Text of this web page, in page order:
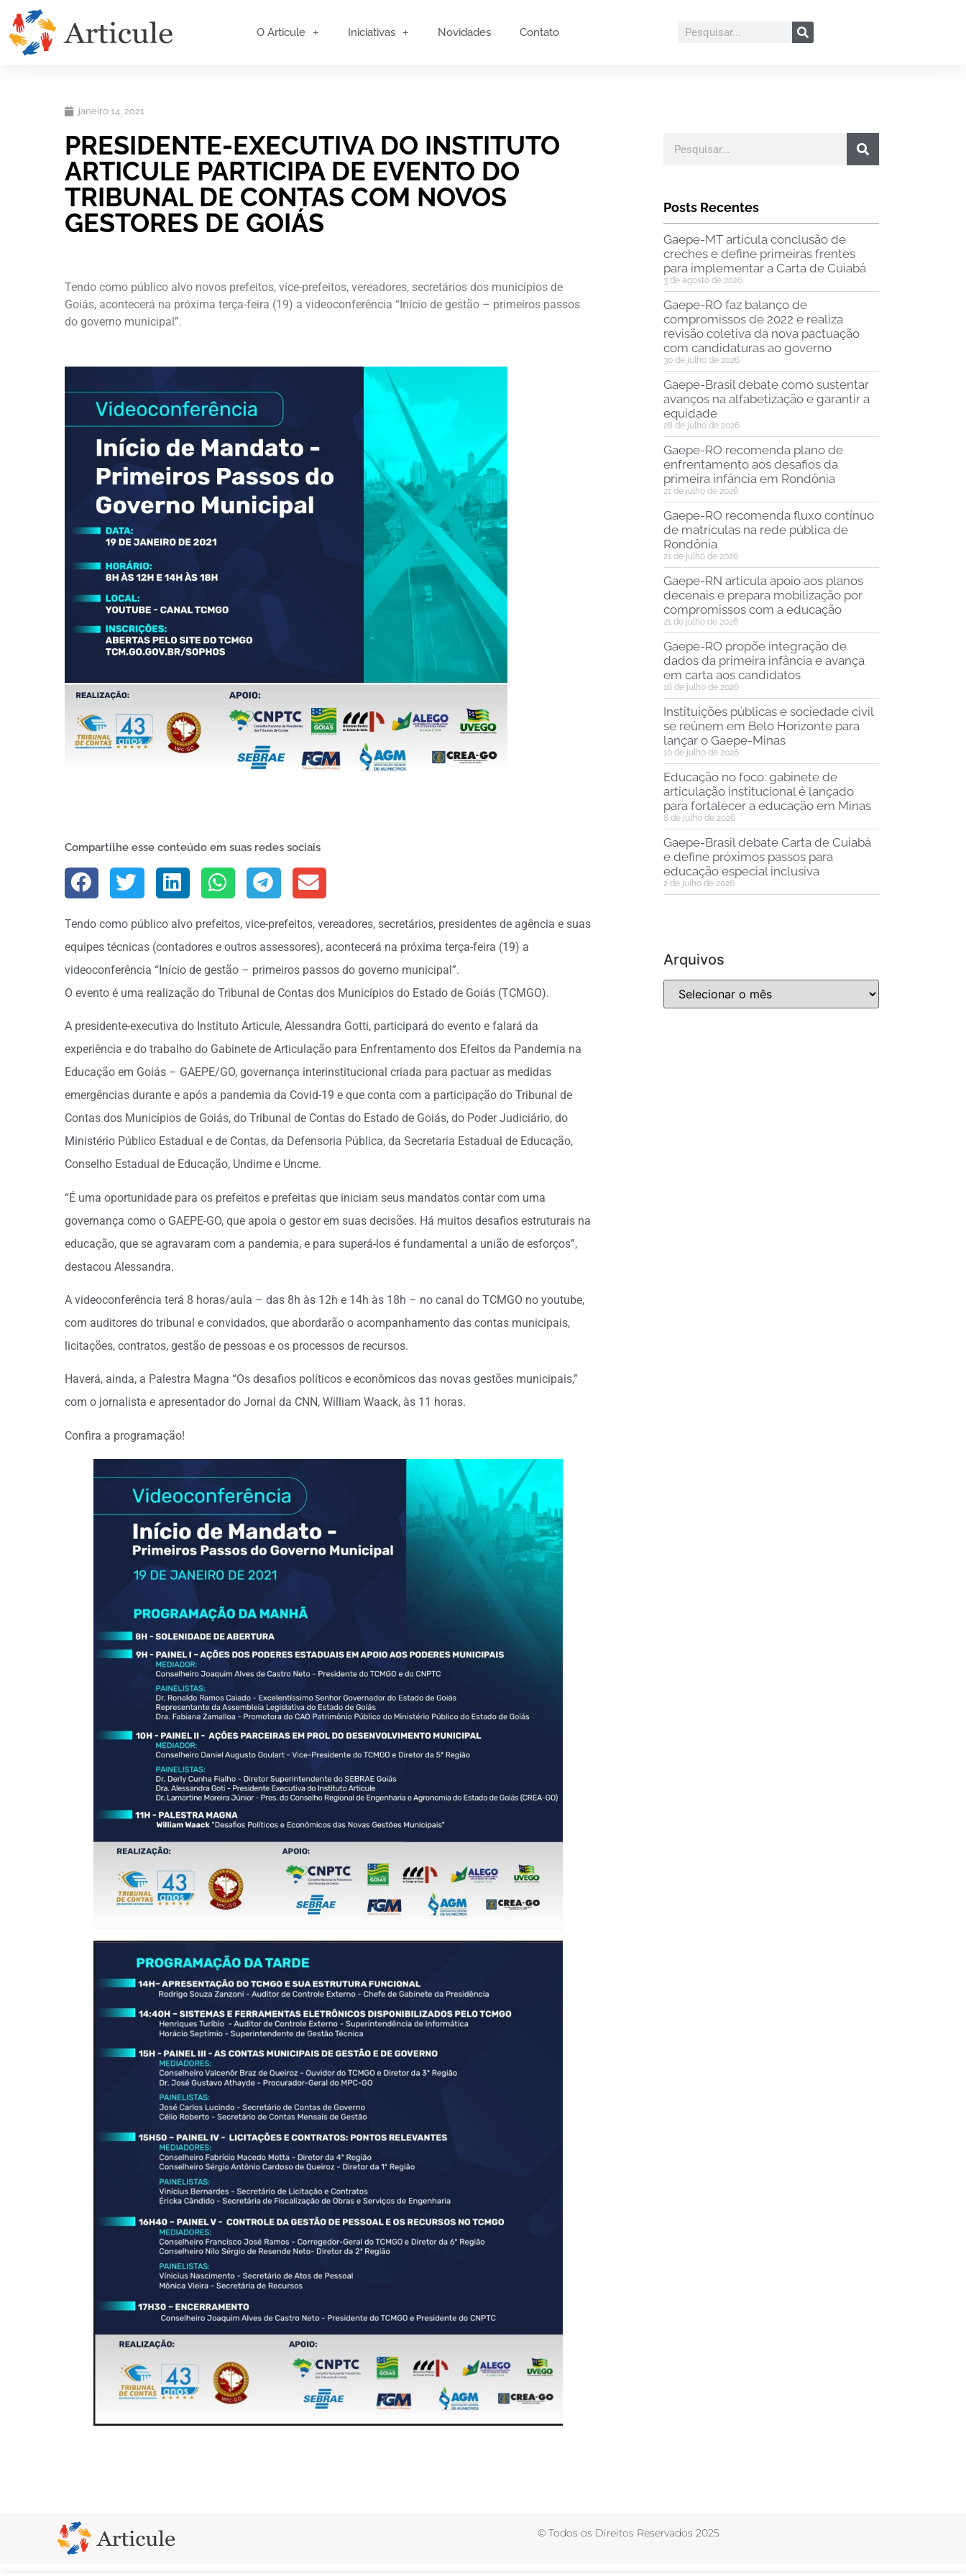
O Articule Iniciativas Novidades Contato
janeiro 14, 2021
PRESIDENTE-EXECUTIVA DO INSTITUTO
ARTICULE PARTICIPA DE EVENTO DO
TRIBUNAL DE CONTAS COM NOVOS
GESTORES DE GOIÁS
Tendo como público alvo novos prefeitos, vice-prefeitos, vereadores, secretários dos municípios de
Goiás, acontecerá na próxima terça-feira (19) a videoconferência “Início de gestão – primeiros passos
do governo municipal”.
Compartilhe esse conteúdo em suas redes sociais
Tendo como público alvo prefeitos, vice-prefeitos, vereadores, secretários, presidentes de agência e suas
equipes técnicas (contadores e outros assessores), acontecerá na próxima terça-feira (19) a
videoconferência “Início de gestão – primeiros passos do governo municipal”.
O evento é uma realização do Tribunal de Contas dos Municípios do Estado de Goiás (TCMGO).
A presidente-executiva do Instituto Articule, Alessandra Gotti, participará do evento e falará da
experiência e do trabalho do Gabinete de Articulação para Enfrentamento dos Efeitos da Pandemia na
Educação em Goiás – GAEPE/GO, governança interinstitucional criada para pactuar as medidas
emergências durante e após a pandemia da Covid-19 e que conta com a participação do Tribunal de
Contas dos Municípios de Goiás, do Tribunal de Contas do Estado de Goiás, do Poder Judiciário, do
Ministério Público Estadual e de Contas, da Defensoria Pública, da Secretaria Estadual de Educação,
Conselho Estadual de Educação, Undime e Uncme.
“É uma oportunidade para os prefeitos e prefeitas que iniciam seus mandatos contar com uma
governança como o GAEPE-GO, que apoia o gestor em suas decisões. Há muitos desafios estruturais na
educação, que se agravaram com a pandemia, e para superá-los é fundamental a união de esforços”,
destacou Alessandra.
A videoconferência terá 8 horas/aula – das 8h às 12h e 14h às 18h – no canal do TCMGO no youtube,
com auditores do tribunal e convidados, que abordarão o acompanhamento das contas municipais,
licitações, contratos, gestão de pessoas e os processos de recursos.
Haverá, ainda, a Palestra Magna “Os desafios políticos e econômicos das novas gestões municipais,”
com o jornalista e apresentador do Jornal da CNN, William Waack, às 11 horas.
Confira a programação!
Posts Recentes
Gaepe-MT articula conclusão de
creches e define primeiras frentes
para implementar a Carta de Cuiabá
3 de agosto de 2026
Gaepe-RO faz balanço de
compromissos de 2022 e realiza
revisão coletiva da nova pactuação
com candidaturas ao governo
30 de julho de 2026
Gaepe-Brasil debate como sustentar
avanços na alfabetização e garantir a
equidade
28 de julho de 2026
Gaepe-RO recomenda plano de
enfrentamento aos desafios da
primeira infância em Rondônia
21 de julho de 2026
Gaepe-RO recomenda fluxo contínuo
de matrículas na rede pública de
Rondônia
21 de julho de 2026
Gaepe-RN articula apoio aos planos
decenais e prepara mobilização por
compromissos com a educação
21 de julho de 2026
Gaepe-RO propõe integração de
dados da primeira infância e avança
em carta aos candidatos
16 de julho de 2026
Instituições públicas e sociedade civil
se reúnem em Belo Horizonte para
lançar o Gaepe-Minas
10 de julho de 2026
Educação no foco: gabinete de
articulação institucional é lançado
para fortalecer a educação em Minas
8 de julho de 2026
Gaepe-Brasil debate Carta de Cuiabá
e define próximos passos para
educação especial inclusiva
2 de julho de 2026
Arquivos
© Todos os Direitos Reservados 2025